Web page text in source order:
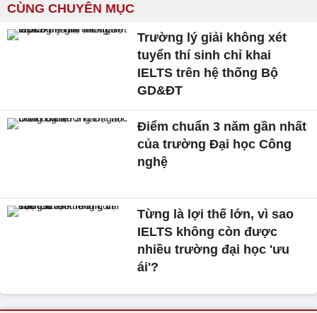
CÙNG CHUYÊN MỤC
Trường lý giải không xét
tuyển thí sinh chỉ khai
IELTS trên hệ thống Bộ
GD&ĐT
Điểm chuẩn 3 năm gần nhất
của trường Đại học Công
nghệ
Từng là lợi thế lớn, vì sao
IELTS không còn được
nhiều trường đại học 'ưu
ái'?